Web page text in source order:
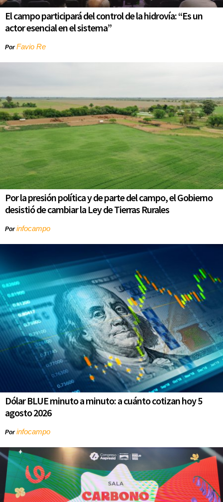
El campo participará del control de la hidrovía: “Es un
actor esencial en el sistema”
PorFavio Re
Por la presión política y de parte del campo, el Gobierno
desistió de cambiar la Ley de Tierras Rurales
Porinfocampo
Dólar BLUE minuto a minuto: a cuánto cotizan hoy 5
agosto 2026
Porinfocampo